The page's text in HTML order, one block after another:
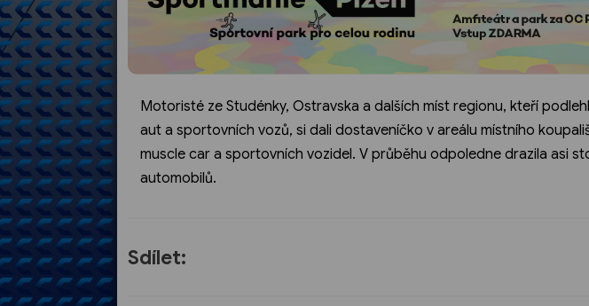
Motoristé ze Studénky, Ostravska a dalších míst regionu, kteří
aut a sportovních vozů, si dali dostaveníčko v areálu místního
muscle car a sportovních vozidel. V průběhu odpoledne drazila asi
automobilů.
Sdílet: